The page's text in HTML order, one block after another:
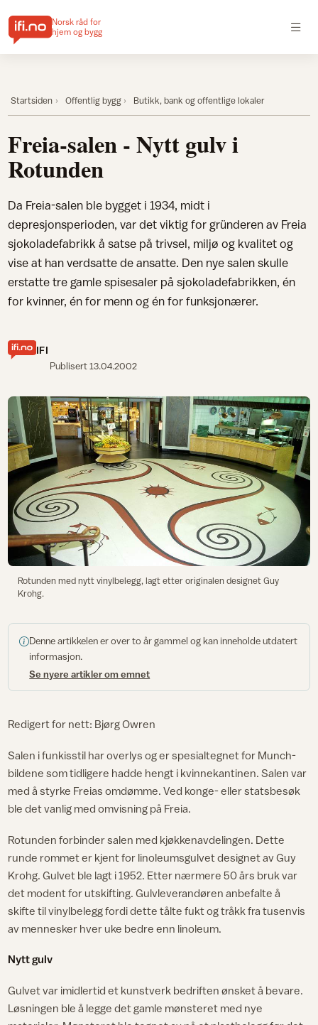
Norsk råd for
hjem og bygg
Startsiden Offentlig bygg Butikk, bank og offentlige lokaler
Freia-salen - Nytt gulv i
Rotunden
Da Freia-salen ble bygget i 1934, midt i
depresjonsperioden, var det viktig for gründeren av Freia
sjokoladefabrikk å satse på trivsel, miljø og kvalitet og
vise at han verdsatte de ansatte. Den nye salen skulle
erstatte tre gamle spisesaler på sjokoladefabrikken, én
for kvinner, én for menn og én for funksjonærer.
IFI
Publisert13.04.2002
Rotunden med nytt vinylbelegg, lagt etter originalen designet Guy
Krohg.
Denne artikkelen er over to år gammel og kan inneholde utdatert
informasjon.
Se nyere artikler om emnet
Redigert for nett: Bjørg Owren
Salen i funkisstil har overlys og er spesialtegnet for Munch-
bildene som tidligere hadde hengt i kvinnekantinen. Salen var
med å styrke Freias omdømme. Ved konge- eller statsbesøk
ble det vanlig med omvisning på Freia.
Rotunden forbinder salen med kjøkkenavdelingen. Dette
runde rommet er kjent for linoleumsgulvet designet av Guy
Krohg. Gulvet ble lagt i 1952. Etter nærmere 50 års bruk var
det modent for utskifting. Gulvleverandøren anbefalte å
skifte til vinylbelegg fordi dette tålte fukt og tråkk fra tusenvis
av mennesker hver uke bedre enn linoleum.
Nytt gulv
Gulvet var imidlertid et kunstverk bedriften ønsket å bevare.
Løsningen ble å legge det gamle mønsteret med nye